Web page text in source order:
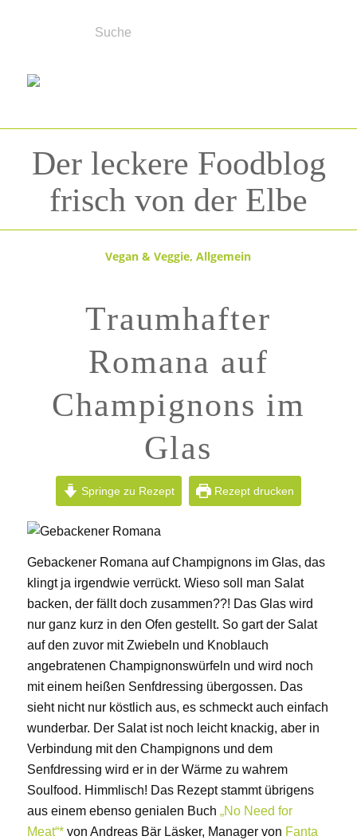
Der leckere Foodblog
frisch von der Elbe
Vegan & Veggie,Allgemein
Traumhafter
Romana auf
Champignons im
Glas
Springe zu Rezept Rezept drucken
Gebackener Romana auf Champignons im Glas, das
klingt ja irgendwie verrückt. Wieso soll man Salat
backen, der fällt doch zusammen??! Das Glas wird
nur ganz kurz in den Ofen gestellt. So gart der Salat
auf den zuvor mit Zwiebeln und Knoblauch
angebratenen Champignonswürfeln und wird noch
mit einem heißen Senfdressing übergossen. Das
sieht nicht nur köstlich aus, es schmeckt auch einfach
wunderbar. Der Salat ist noch leicht knackig, aber in
Verbindung mit den Champignons und dem
Senfdressing wird er in der Wärme zu wahrem
Soulfood. Himmlisch! Das Rezept stammt übrigens
aus einem ebenso genialen Buch „No Need for
Meat“*von Andreas Bär Läsker, Manager von Fanta